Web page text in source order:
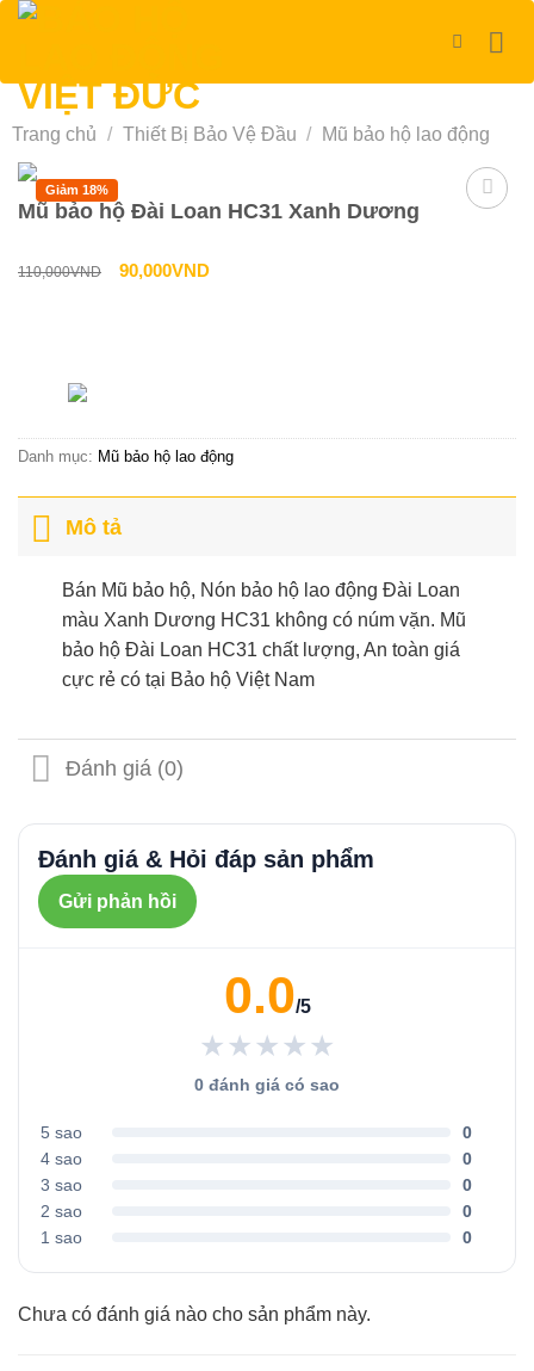
Bỏ
dung
Trang chủ / Thiết Bị Bảo Vệ Đầu / Mũ bảo hộ lao động
Giảm 18%
Mũ bảo hộ Đài Loan HC31 Xanh Dương
110,000VND
Giá
90,000VNDGiá
90,000VND.
Danh mục: Mũ bảo hộ lao động
Mô tả
Bán Mũ bảo hộ, Nón bảo hộ lao động Đài Loan
màu Xanh Dương HC31 không có núm vặn. Mũ
bảo hộ Đài Loan HC31 chất lượng, An toàn giá
cực rẻ có tại Bảo hộ Việt Nam
Đánh giá (0)
Đánh giá & Hỏi đáp sản phẩm
Gửi phản hồi
0.0/5
★★★★★
0 đánh giá có sao
5 sao
0
4 sao
0
3 sao
0
2 sao
0
1 sao
0
Chưa có đánh giá nào cho sản phẩm này.